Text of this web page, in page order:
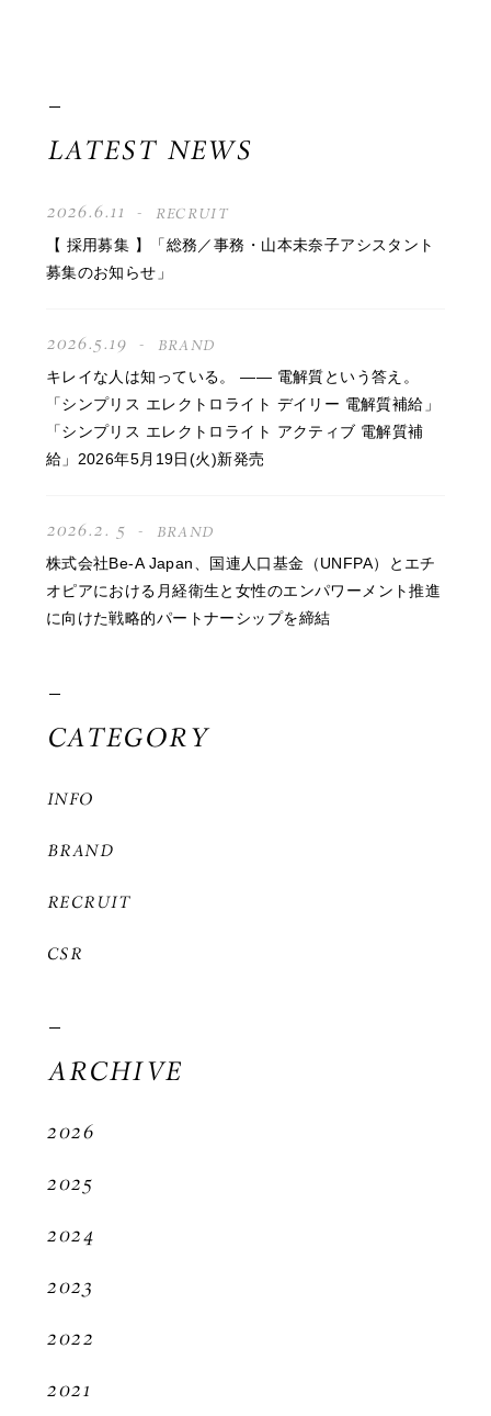
LATEST NEWS
2026.6.11 RECRUIT
【 採用募集 】「総務／事務・山本未奈子アシスタント
募集のお知らせ」
2026.5.19 BRAND
キレイな人は知っている。 —— 電解質という答え。
「シンプリス エレクトロライト デイリー 電解質補給」
「シンプリス エレクトロライト アクティブ 電解質補
給」2026年5月19日(火)新発売
2026.2. 5 BRAND
株式会社Be-A Japan、国連人口基金（UNFPA）とエチ
オピアにおける月経衛生と女性のエンパワーメント推進
に向けた戦略的パートナーシップを締結
CATEGORY
INFO
BRAND
RECRUIT
CSR
ARCHIVE
2026
2025
2024
2023
2022
2021